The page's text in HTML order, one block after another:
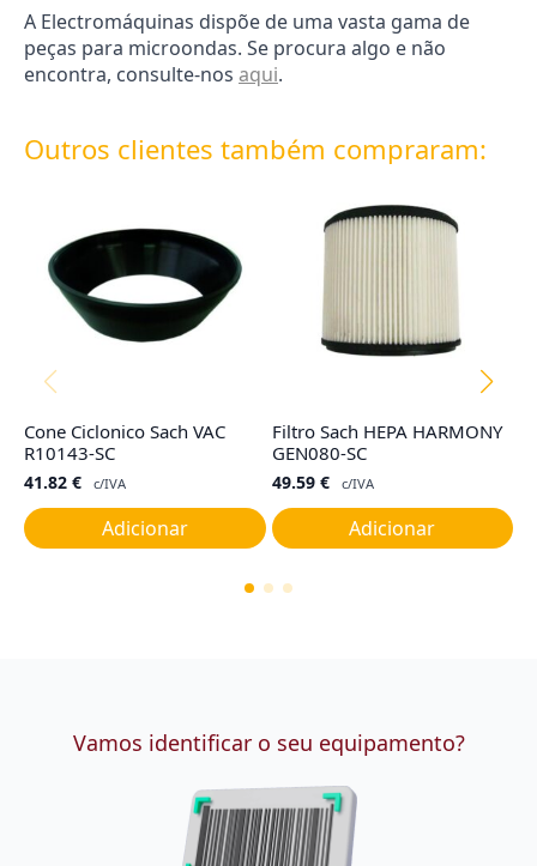
A Electromáquinas dispõe de uma vasta gama de
peças para microondas. Se procura algo e não
encontra, consulte-nos aqui.
Outros clientes também compraram:
Cone Ciclonico Sach VAC
R10143-SC
41.82 € c/IVA
Adicionar
Filtro Sach HEPA HARMONY
GEN080-SC
49.59 € c/IVA
Adicionar
Vamos identificar o seu equipamento?